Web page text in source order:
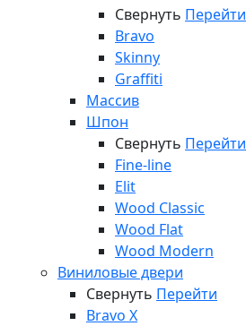
Свернуть Перейти
Bravo
Skinny
Graffiti
Массив
Шпон
Свернуть Перейти
Fine-line
Elit
Wood Classic
Wood Flat
Wood Modern
Виниловые двери
Свернуть Перейти
Bravo X